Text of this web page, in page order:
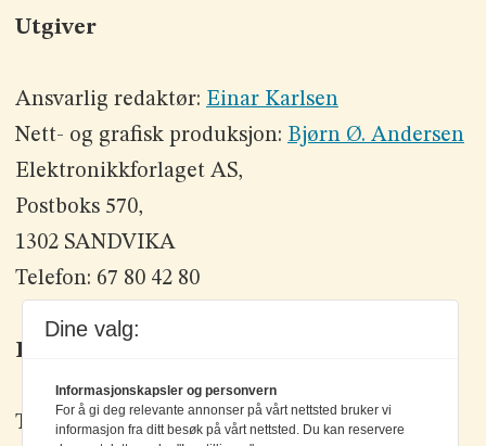
Utgiver
Ansvarlig redaktør: Einar Karlsen
Nett- og grafisk produksjon: Bjørn Ø. Andersen
Elektronikkforlaget AS,
Postboks 570,
1302 SANDVIKA
Telefon: 67 80 42 80
Kontakt oss
Tlf: +47 67 80 42 80
Dine valg:
Informasjonskapsler og personvern
For å gi deg relevante annonser på vårt nettsted bruker vi
informasjon fra ditt besøk på vårt nettsted. Du kan reservere